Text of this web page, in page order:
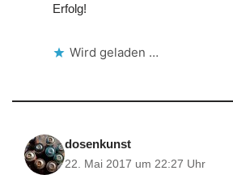
Erfolg!
Wird geladen …
dosenkunst
22. Mai 2017 um 22:27 Uhr